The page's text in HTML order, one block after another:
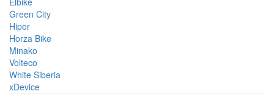
Green City
Hiper
Horza Bike
Minako
Volteco
White Siberia
xDevice